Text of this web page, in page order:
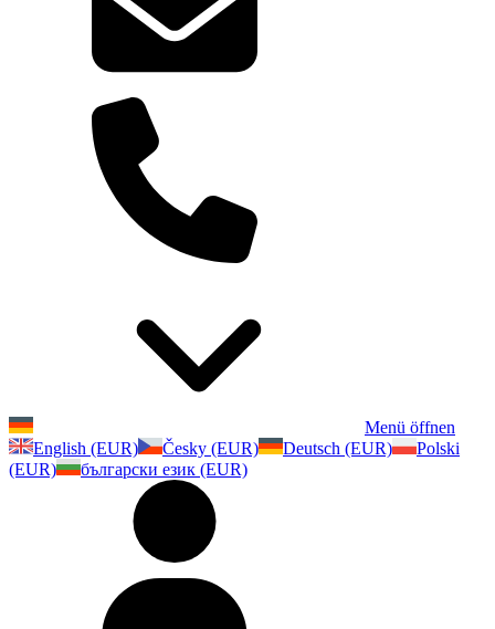
Menü öffnen
English (EUR)
Česky (EUR) Deutsch (EUR)
Polski
(EUR)
български език (EUR)